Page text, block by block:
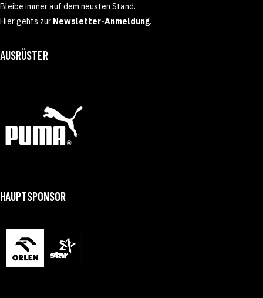
Bleibe immer auf dem neusten Stand.
Hier gehts zur Newsletter-Anmeldung.
AUSRÜSTER
HAUPTSPONSOR